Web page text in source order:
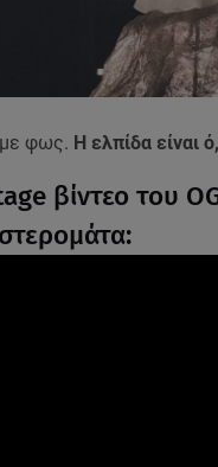
με φως. Η ελπίδα είναι
βίντεο του